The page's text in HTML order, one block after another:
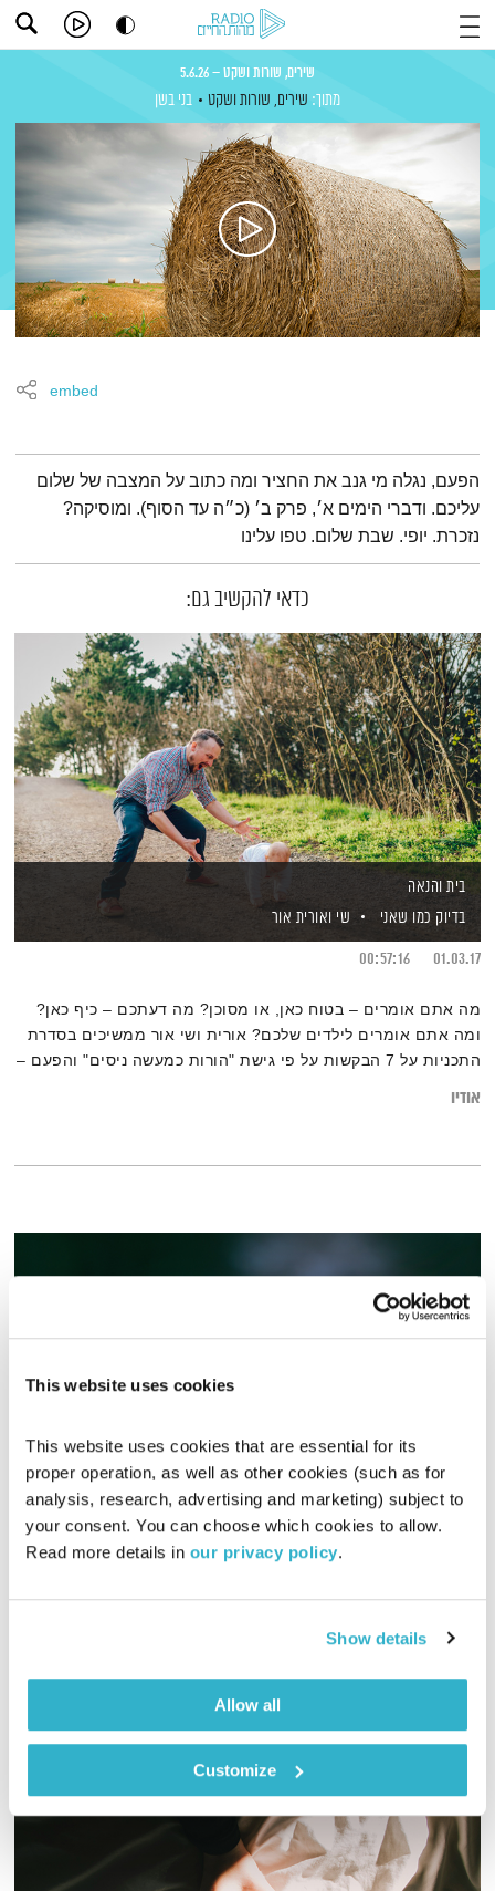
This website uses cookies
This website uses cookies that are essential for its
proper operation, as well as other cookies (such as for
analysis, research, advertising and marketing) subject to
your consent. You can choose which cookies to allow.
Read more details in our privacy policy.
Show details
Allow all
Customize
שירים, שורות ושקט – 5.6.26
מתוך: שירים, שורות ושקט בני בשן
embed
תמצית הפודקאסט
הפעם, נגלה מי גנב את החציר ומה כתוב על המצבה של שלום
עליכם. ודברי הימים א׳, פרק ב׳ (כ״ה עד הסוף). ומוסיקה?
נזכרת. יופי. שבת שלום. טפו עלינו
כדאי להקשיב גם:
בית והנאה
בדיוק כמו שאני
שי ואורית אור
01.03.17
00:57:16
מה אתם אומרים – בטוח כאן, או מסוכן? מה דעתכם – כיף כאן?
ומה אתם אומרים לילדים שלכם? אורית ושי אור ממשיכים בסדרת
התכניות על 7 הבקשות על פי גישת "הורות כמעשה ניסים" והפעם –
אודיו
כל יום מחדש
אמיר פרי
אודיו